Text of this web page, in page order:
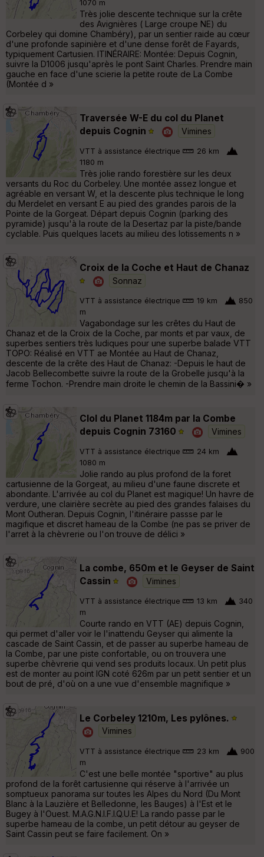
1070 m
Très jolie descente technique sur la crête
des Avignières ( Large croupe NE) du
Corbeley qui domine Chambéry), par un sentier raide au cœur
d'une profonde sapinière et d'une dense forêt de Fayards,
typiquement Cartusien. ITINÉRAIRE: Montée: Depuis Cognin,
suivre la D1006 jusqu'après le pont Saint Charles. Prendre main
gauche en face d'une scierie la petite route de La Combe
(Montée d »
Traversée W-E du col du Planet
depuis Cognin
Vimines
VTT à assistance électrique
26 km
1180 m
Très jolie rando forestière sur les deux
versants du Roc du Corbeley. Une montée assez longue et
agréable en versant W, et la descente plus technique le long
du Merdelet en versant E au pied des grandes parois de la
Pointe de la Gorgeat. Départ depuis Cognin (parking des
pyramide) jusqu'à la route de la Desertaz par la piste/bande
cyclable. Puis quelques lacets au milieu des lotissements n »
Croix de la Coche et Haut de Chanaz
Sonnaz
VTT à assistance électrique 19 km
850
m
Vagabondage sur les crêtes du Haut de
Chanaz et de la Croix de la Coche, par monts et par vaux, de
superbes sentiers très ludiques pour une superbe balade VTT
TOPO: Réalisé en VTT ae Montée au Haut de Chanaz,
descente de la crête des Haut de Chanaz: -Depuis le haut de
Jacob Bellecombette suivre la route de la Grobelle jusqu'à la
ferme Tochon. -Prendre main droite le chemin de la Bassini� »
Clol du Planet 1184m par la Combe
depuis Cognin 73160
Vimines
VTT à assistance électrique
24 km
1080 m
Jolie rando au plus profond de la foret
cartusienne de la Gorgeat, au milieu d'une faune discrete et
abondante. L'arrivée au col du Planet est magique! Un havre de
verdure, une clairière secrète au pied des grandes falaises du
Mont Outheran. Depuis Cognin, l'itinéraire passse par le
magifique et discret hameau de la Combe (ne pas se priver de
l'arret à la chèvrerie ou l'on trouve de délici »
La combe, 650m et le Geyser de Saint
Cassin
Vimines
VTT à assistance électrique 13 km
340
m
Courte rando en VTT (AE) depuis Cognin,
qui permet d'aller voir le l'inattendu Geyser qui alimente la
cascade de Saint Cassin, et de passer au superbe hameau de
la Combe, par une piste confortable, ou on trouvera une
superbe chèvrerie qui vend ses produits locaux. Un petit plus
est de monter au point IGN coté 626m par un petit sentier et un
bout de pré, d'où on a une vue d'ensemble magnifique »
Le Corbeley 1210m, Les pylônes.
Vimines
VTT à assistance électrique 23 km
900
m
C'est une belle montée "sportive" au plus
profond de la forêt cartusienne qui réserve à l'arrivée un
somptueux panorama sur toutes les Alpes du Nord (Du Mont
Blanc à la Lauzière et Belledonne, les Bauges) à l'Est et le
Bugey à l'Ouest. M.A.G.N.I.F.I.Q.U.E! La rando passe par le
superbe hameau de la combe, un petit détour au geyser de
Saint Cassin peut se faire facilement. On »